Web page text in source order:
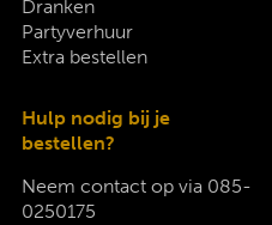
Dranken
Partyverhuur
Extra bestellen
Hulp nodig bij je
bestellen?
Neem contact op via 085-
0250175